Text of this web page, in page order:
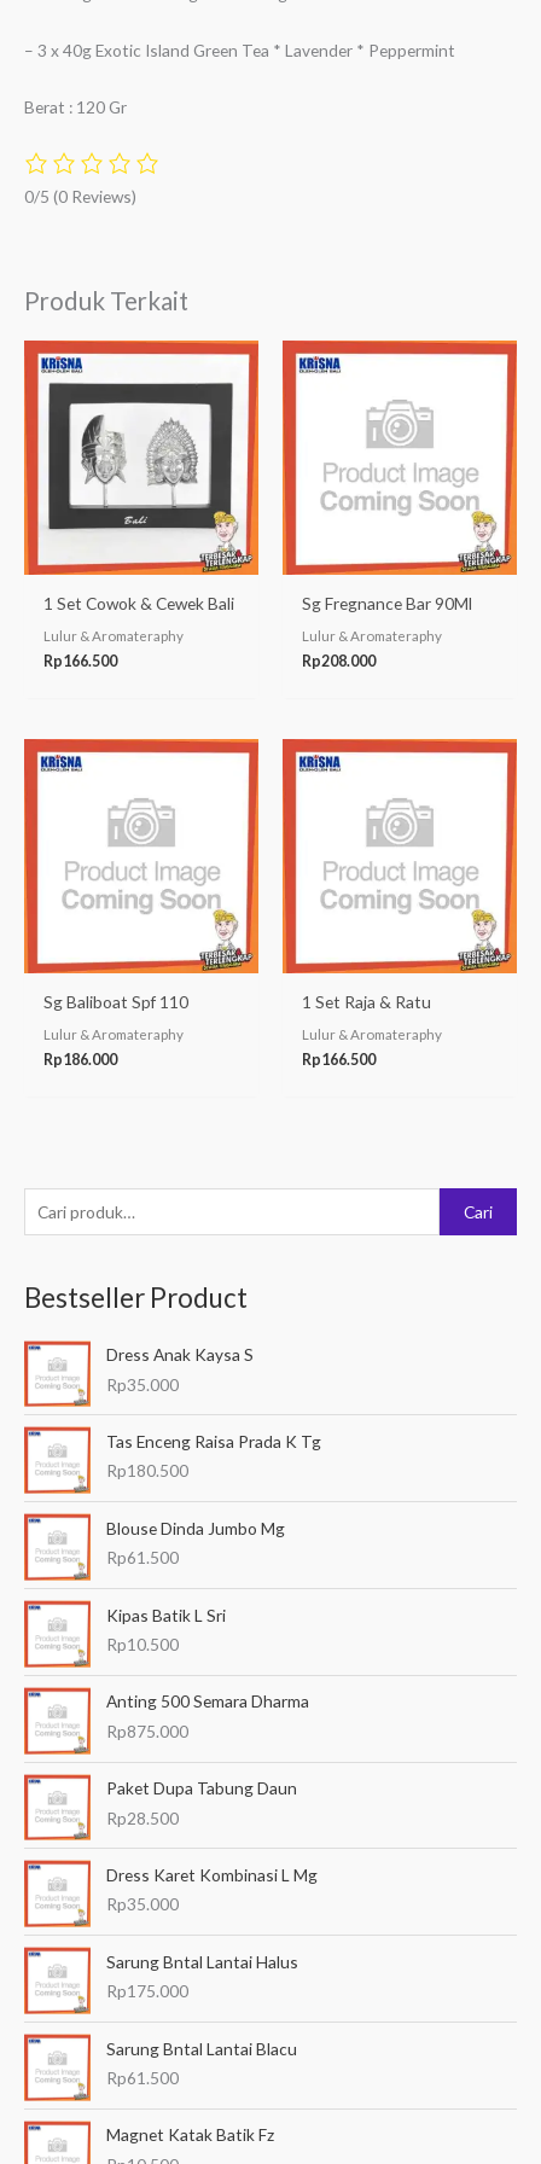
e
c
a
u
n
u
Cari
Bestseller Product
Dress Anak Kaysa S
Rp35.000
Tas Enceng Raisa Prada K Tg
Rp180.500
Blouse Dinda Jumbo Mg
Rp61.500
Kipas Batik L Sri
Rp10.500
Anting 500 Semara Dharma
Rp875.000
Paket Dupa Tabung Daun
Rp28.500
Dress Karet Kombinasi L Mg
Rp35.000
Sarung Bntal Lantai Halus
Rp175.000
Sarung Bntal Lantai Blacu
Rp61.500
Magnet Katak Batik Fz
– 3 x 40g Exotic Island Green Tea * Lavender * Peppermint
Berat : 120 Gr
0/5 (0 Reviews)
Produk Terkait
1 Set Cowok & Cewek Bali
Lulur & Aromateraphy
Rp166.500
Sg Fregnance Bar 90Ml
Lulur & Aromateraphy
Rp208.000
Sg Baliboat Spf 110
Lulur & Aromateraphy
Rp186.000
1 Set Raja & Ratu
Lulur & Aromateraphy
Rp166.500